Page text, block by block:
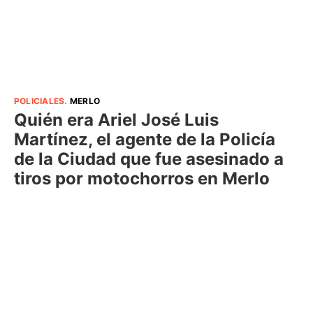
POLICIALES. MERLO
Quién era Ariel José Luis
Martínez, el agente de la Policía
de la Ciudad que fue asesinado a
tiros por motochorros en Merlo